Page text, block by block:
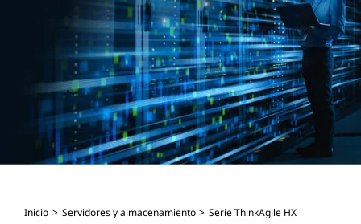
Inicio Servidores y almacenamiento Serie ThinkAgile HX